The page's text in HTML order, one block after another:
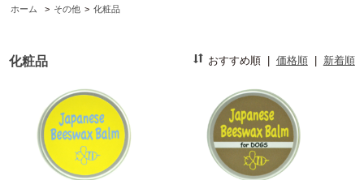
ホーム > その他 > 化粧品
化粧品 おすすめ順| 価格順| 新着順